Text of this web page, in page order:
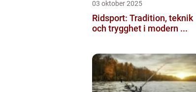
03 oktober 2025
Ridsport: Tradition, teknik
och trygghet i modern ...